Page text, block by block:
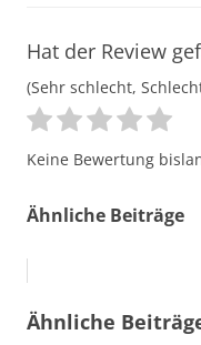
Hat der Review
(Sehr schlecht,
Keine Bewertung
Ähnliche Beiträge
Ähnliche